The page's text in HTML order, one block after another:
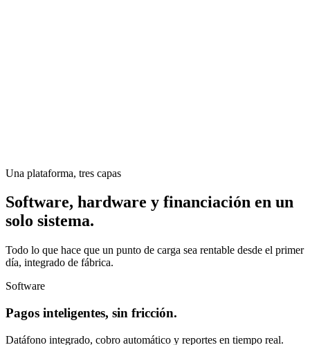
Una plataforma, tres capas
Software, hardware y financiación en un
solo sistema.
Todo lo que hace que un punto de carga sea rentable desde el primer
día, integrado de fábrica.
Software
Pagos inteligentes, sin fricción.
Datáfono integrado, cobro automático y reportes en tiempo real.